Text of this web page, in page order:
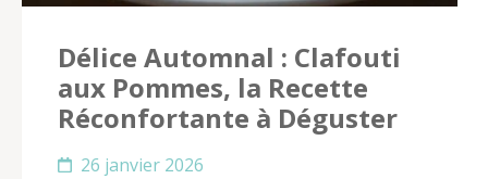
Délice Automnal : Clafouti
aux Pommes, la Recette
Réconfortante à Déguster
26 janvier 2026